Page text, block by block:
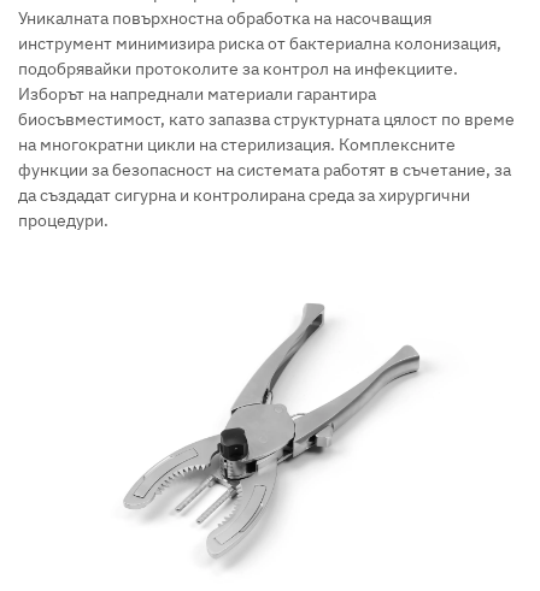
Уникалната повърхностна обработка на насочващия
инструмент минимизира риска от бактериална колонизация,
подобрявайки протоколите за контрол на инфекциите.
Изборът на напреднали материали гарантира
биосъвместимост, като запазва структурната цялост по време
на многократни цикли на стерилизация. Комплексните
функции за безопасност на системата работят в съчетание, за
да създадат сигурна и контролирана среда за хирургични
процедури.